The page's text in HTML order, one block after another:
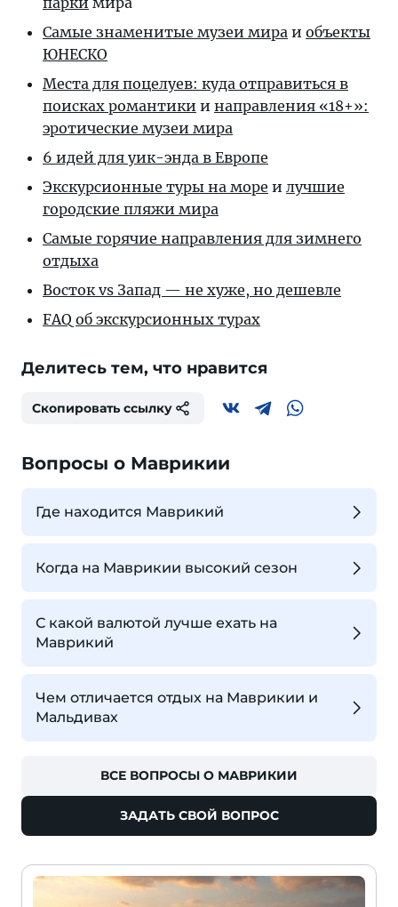
Самые знаменитые музеи мира и объекты
ЮНЕСКО
Места для поцелуев: куда отправиться в
поисках романтики и направления «18+»:
эротические музеи мира
6 идей для уик-энда в Европе
Экскурсионные туры на море и лучшие
городские пляжи мира
Самые горячие направления для зимнего
отдыха
Восток vs Запад — не хуже, но дешевле
FAQ об экскурсионных турах
Делитесь тем, что нравится
Скопировать ссылку
Вопросы о Маврикии
Где находится Маврикий
Когда на Маврикии высокий сезон
С какой валютой лучше ехать на
Маврикий
Чем отличается отдых на Маврикии и
Мальдивах
ВСЕ ВОПРОСЫ О МАВРИКИИ
ЗАДАТЬ СВОЙ ВОПРОС